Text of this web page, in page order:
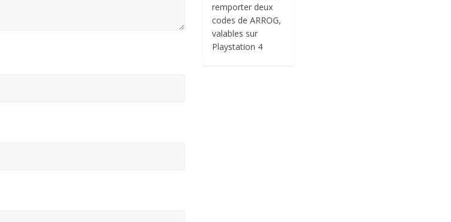
remporter deux
codes de ARROG,
valables sur
Playstation 4